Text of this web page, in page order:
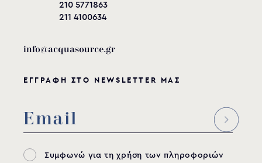
210 5771863
211 4100634
info@acquasource.gr
ΕΓΓΡΑΦΗ ΣΤΟ NEWSLETTER ΜΑΣ
Συμφωνώ για τη χρήση των πληροφοριών